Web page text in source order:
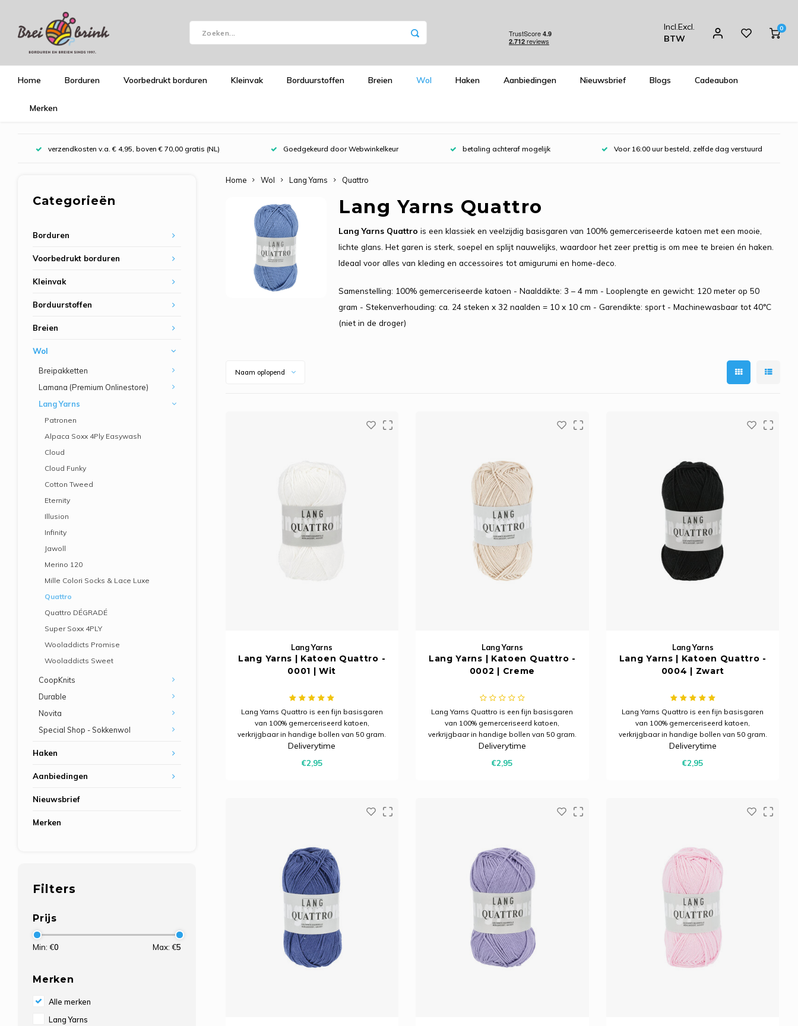
Incl.Excl.
BTW
0
Home Borduren Voorbedrukt borduren Kleinvak Borduurstoffen Breien Wol Haken Aanbiedingen Nieuwsbrief Blogs Cadeaubon
Merken
verzendkosten v.a. € 4,95, boven € 70,00 gratis (NL) Goedgekeurd door Webwinkelkeur betaling achteraf mogelijk Voor 16:00 uur besteld, zelfde dag verstuurd
Categorieën
Borduren
Voorbedrukt borduren
Kleinvak
Borduurstoffen
Breien
Wol
Breipakketten
Lamana (Premium Onlinestore)
Lang Yarns
Patronen
Alpaca Soxx 4Ply Easywash
Cloud
Cloud Funky
Cotton Tweed
Eternity
Illusion
Infinity
Jawoll
Merino 120
Mille Colori Socks & Lace Luxe
Quattro
Quattro DÉGRADÉ
Super Soxx 4PLY
Wooladdicts Promise
Wooladdicts Sweet
CoopKnits
Durable
Novita
Special Shop - Sokkenwol
Haken
Aanbiedingen
Nieuwsbrief
Merken
Filters
Prijs
Min: €0 Max: €5
Merken
Alle merken
Lang Yarns
Home Wol Lang Yarns Quattro
Lang Yarns Quattro
Lang Yarns Quattro is een klassiek en veelzijdig basisgaren van 100% gemerceriseerde katoen met een mooie,
lichte glans. Het garen is sterk, soepel en splijt nauwelijks, waardoor het zeer prettig is om mee te breien én haken.
Ideaal voor alles van kleding en accessoires tot amigurumi en home-deco.
Samenstelling: 100% gemerceriseerde katoen - Naalddikte: 3 – 4 mm - Looplengte en gewicht: 120 meter op 50
gram - Stekenverhouding: ca. 24 steken x 32 naalden = 10 x 10 cm - Garendikte: sport - Machinewasbaar tot 40°C
(niet in de droger)
Naam oplopend
Lang Yarns
Lang Yarns | Katoen Quattro -
0001 | Wit
Lang Yarns Quattro is een fijn basisgaren
van 100% gemerceriseerd katoen,
verkrijgbaar in handige bollen van 50 gram.
Ideaal voor allerlei brei- en haakprojecten
resultaat.
Deliverytime
€2,95
Lang Yarns
Lang Yarns | Katoen Quattro -
0002 | Creme
Lang Yarns Quattro is een fijn basisgaren
van 100% gemerceriseerd katoen,
verkrijgbaar in handige bollen van 50 gram.
Ideaal voor allerlei brei- en haakprojecten
resultaat.
Deliverytime
€2,95
Lang Yarns
Lang Yarns | Katoen Quattro -
0004 | Zwart
Lang Yarns Quattro is een fijn basisgaren
van 100% gemerceriseerd katoen,
verkrijgbaar in handige bollen van 50 gram.
Ideaal voor allerlei brei- en haakprojecten
resultaat.
Deliverytime
€2,95